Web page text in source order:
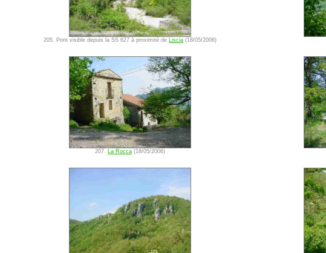
205. Pont visible depuis la SS 627 à proximité de Liscia (18/05/2006)
207. La Rocca (18/05/2006)